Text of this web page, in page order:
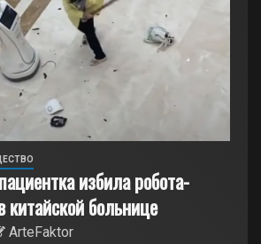
избила робота-
китайской больнице
ArteFaktor